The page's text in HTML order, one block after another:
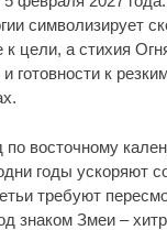
символизирует
к цели, а стихия
готовности к
восточному
годы ускоряют
требуют
знаком Змеи –
вагона отожгла!
пару секунд, но